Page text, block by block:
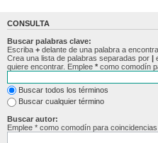
CONSULTA
Buscar palabras clave:
Escriba + delante de una palabra a
Crea una lista de palabras separadas por |
quiere encontrar. Emplee * como comodín
Buscar todos los términos
Buscar cualquier término
Buscar autor:
Emplee * como comodín para coincidencias